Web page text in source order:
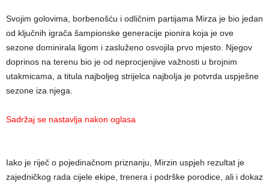
Svojim golovima, borbenošću i odličnim partijama Mirza je bio jedan
od ključnih igrača šampionske generacije pionira koja je ove
sezone dominirala ligom i zasluženo osvojila prvo mjesto. Njegov
doprinos na terenu bio je od neprocjenjive važnosti u brojnim
utakmicama, a titula najboljeg strijelca najbolja je potvrda uspješne
sezone iza njega.
Sadržaj se nastavlja nakon oglasa
Iako je riječ o pojedinačnom priznanju, Mirzin uspjeh rezultat je
zajedničkog rada cijele ekipe, trenera i podrške porodice, ali i dokaz